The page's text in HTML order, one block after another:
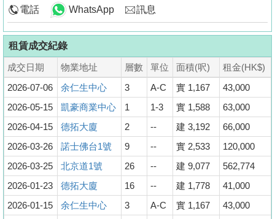
電話
WhatsApp 訊息
租賃成交紀錄
成交日期 物業地址 層數 單位 面積(呎)
租金(HK$)
2026-07-06
余仁生中心 3 A-C 實 1,167
43,000
2026-05-15
凱豪商業中心 1 1-3 實 1,588
63,000
2026-04-15
德拓大廈 2 -- 建 3,192
66,000
2026-03-26
諾士佛台1號 9 -- 實 2,533
120,000
2026-03-25
北京道1號 26 -- 建 9,077
562,774
2026-01-23
德拓大廈 16 -- 建 1,778
41,000
2026-01-15
余仁生中心 3 A-C 實 1,167
43,000